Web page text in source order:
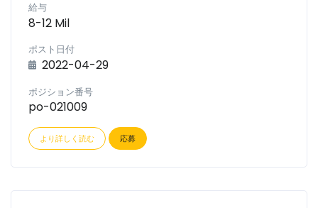
給与
8-12 Mil
ポスト日付
2022-04-29
ポジション番号
po-021009
より詳しく読む 応募